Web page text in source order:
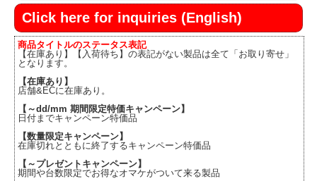
Click here for inquiries (English)
商品タイトルのステータス表記
【在庫あり】【入荷待ち】の表記がない製品は全て「お取り寄せ」
となります。
【在庫あり】
店舗&ECに在庫あり。
【～dd/mm 期間限定特価キャンペーン】
日付までキャンペーン特価品
【数量限定キャンペーン】
在庫切れとともに終了するキャンペーン特価品
【～プレゼントキャンペーン】
期間や台数限定でお得なオマケがついて来る製品